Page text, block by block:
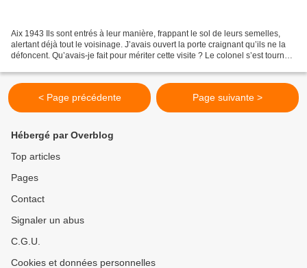
Aix 1943 Ils sont entrés à leur manière, frappant le sol de leurs semelles,
alertant déjà tout le voisinage. J’avais ouvert la porte craignant qu’ils ne la
défoncent. Qu’avais-je fait pour mériter cette visite ? Le colonel s’est tourné
< Page précédente Page suivante >
Hébergé par Overblog
Top articles
Pages
Contact
Signaler un abus
C.G.U.
Cookies et données personnelles